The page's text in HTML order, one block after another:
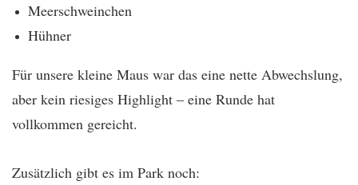
Meerschweinchen
Hühner
Für unsere kleine Maus war das eine nette Abwechslung,
aber kein riesiges Highlight – eine Runde hat
vollkommen gereicht.
Zusätzlich gibt es im Park noch: